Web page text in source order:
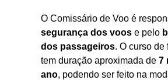
O Comissário de Voo é
segurança dos voos e pelo
dos passageiros. O curso de
tem duração aproximada de 7
ano, podendo ser feito na